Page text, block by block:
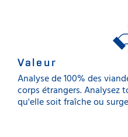
Valeur
Analyse de 100% des
corps étrangers. Analysez
qu'elle soit fraîche ou